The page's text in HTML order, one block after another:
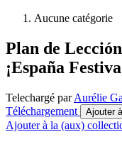
Aucune catégorie
Plan de
¡España
Telechargé parAurélie
Téléchargement
Ajouter à
Ajouter à la (aux)